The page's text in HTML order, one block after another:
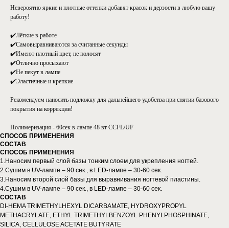
Невероятно яркие и плотные оттенки добавят красок и дерзости в любую вашу
работу!
✔️Лёгкие в работе
✔️Самовыравниваются за считанные секунды
✔️Имеют плотный цвет, не полосят
✔️Отлично просыхают
✔️Не пекут в лампе
✔️Эластичные и крепкие
Рекомендуем наносить подложку для дальнейшего удобства при снятии базового
покрытия на коррекции!
Полимеризация - 60сек в лампе 48 вт CCFL/UF
СПОСОБ ПРИМЕНЕНИЯ
СОСТАВ
СПОСОБ ПРИМЕНЕНИЯ
1.Наносим первый слой базы тонким слоем для укрепления ногтей.
2.Сушим в UV-лампе – 90 сек., в LED-лампе – 30-60 сек.
3.Наносим второй слой базы для выравнивания ногтевой пластины.
4.Сушим в UV-лампе – 90 сек., в LED-лампе – 30-60 сек.
СОСТАВ
DI-HEMA TRIMETHYLHEXYL DICARBAMATE, HYDROXYPROPYL
METHACRYLATE, ETHYL TRIMETHYLBENZOYL PHENYLPHOSPHINATE,
SILICA, CELLULOSE ACETATE BUTYRATE